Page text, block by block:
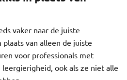
vaker naar de juiste
plaats van alleen de juiste
voor professionals met
ook als ze niet alle